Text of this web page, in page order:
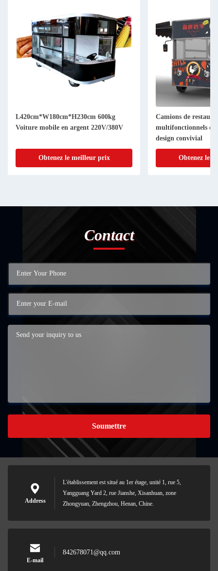
L420cm*W180cm*H230cm 600kg
Voiture mobile en argent 220V/380V
Obtenez le meilleur prix
Camions de
multifonctionnels de
design convivial
Obtenez le
Contact
Soumettre
Address
L'établissement est situé au 1er étage, unité 1, rue 5,
Yangguang Yard 2, rue Jianshe, Xisanhuan, zone
Zhongyuan, Zhengzhou, Henan, Chine.
E-mail
842678071@qq.com